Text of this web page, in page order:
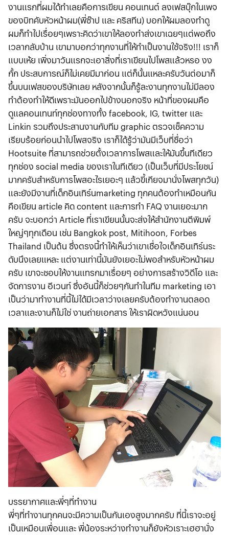
งานแรกที่ผมได้ทำเลยคือการเขียน คอนเทนต์ ลงเฟสบุ๊กในเพจ
ของบิทคับหัวหน้าผม(พี่ซ๊าป และ คริสทีน) บอกให้ผมลองทำดู
ผมก็ทำไปเรื่อยๆเพราะคิดว่าเขาให้ลองทำส่งเขาเฉยๆแต่พอถึง
เวลากลับบ้าน เขามาบอกว่าทุกงานที่ให้ทำเป็นงานใช้จริง!!! เราก็
แบบเห้ย เพิ่งมาวันแรกจะเอาสิ่งที่เราเขียนไปโพสแล้วหรอ งง
กั้ก ประสบการณ์ก็ไม่เคยมีมาก่อน แต่ก็นั้นแหละครับวันต่อมาก็
ขึ้นบนเฟสของบริษัทเลย หลังจากนั้นก็รู้ละงานทุกงานไม่มีลอง
ทำต้องทำให้ดีเพราะมันออกไปข้างนอกจริง หน้าที่ของผมคือ
ดูแลคอนเทนท์ทุกช่องทางทั้ง facebook, IG, twitter และ
Linkin รวมถึงประสานงานกับทีม graphic ตรวจเช็คความ
เรียบร้อยก่อนนำไปโพสจริง เราก็ได้รู้ว่ามันมีเว็บที่ชื่อว่า
Hootsuite ที่สามารถช่วยตั้งเวลาการโพสและให้มันขึ้นทีเดียว
ทุกช่อง social media ของเราในทีเดียว (เป็นเว็บที่มีประโยชน์
มากครับสำหรับการโพสอะไรเยอะๆ แล้วขี้เกียจมานั่งโพสทุกวัน)
และยังมีงานที่เด็กอินเทิร์นmarketing ทุกคนต้องทำเหมือนกัน
คือเขียน article คิด content และการทำ FAQ งานเยอะมาก
ครับ จะบอกว่า Article ที่เราเขียนนั้นจะส่งให้สำนักงานตีพิมพ์
ใหญ่ๆทุกเดือน เช่น Bangkok post, Mitihoon, Forbes
Thailand เป็นต้น ซึ่งตรงนี้ทำให้เห็นว่าเขาเชื่อใจเด็กอินเทิร์นระ
ดับนึงเลยแหละ แต่งานเท่านี้มันยังเยอะไม่พอสำหรับหัวหน้าผม
ครับ เขาจะชอบให้งานแทรกมาเรื่อยๆ อย่างการสร้างวิดีโอ และ
จัดการงาน อีเวนท์ ซึ่งอันนี้ก็ช่วยๆกันทำในทีม marketing เอา
เป็นว่ามาทำงานที่นี้ไม่ได้มีเวลาว่างเลยครับต้องทำงานตลอด
เวลาและงานก็ไม่ใช่ งานถ่ายเอกสาร ให้เราผิดหวังแน่นอน
บรรยากาศและพี่ๆที่ทำงาน
พี่ๆที่ทำงานทุกคนจะมีความเป็นกันเองสูงมากครับ ที่นี้เราจะอยู่
เป็นเหมือนเพื่อนและ พี่น้องระหว่างทำงานก็ยังหัวเราะเฮฮานั่ง